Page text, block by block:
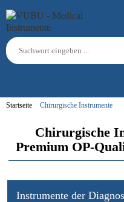
Startseite Chirurgische Instrumente
Chirurgische
Premium OP-
Instrumente der